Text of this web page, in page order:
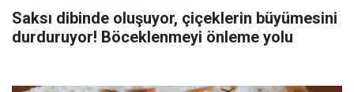
Saksı dibinde oluşuyor, çiçeklerin büyümesini
durduruyor! Böceklenmeyi önleme yolu